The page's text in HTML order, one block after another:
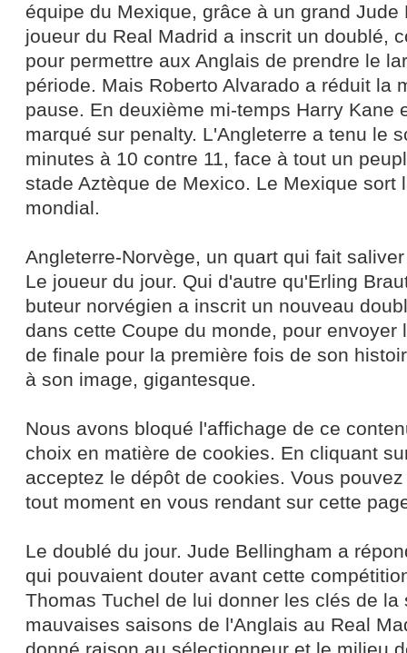
équipe du Mexique, grâce à un grand Jude
joueur du Real Madrid a inscrit un doublé,
pour permettre aux Anglais de prendre le
période. Mais Roberto Alvarado a réduit la
pause. En deuxième mi-temps Harry Kane
marqué sur penalty. L'Angleterre a tenu le
minutes à 10 contre 11, face à tout un
stade Aztèque de Mexico. Le Mexique sort
mondial.
Angleterre-Norvège, un quart qui fait saliver
Le joueur du jour. Qui d'autre qu'Erling
buteur norvégien a inscrit un nouveau
dans cette Coupe du monde, pour envoyer
de finale pour la première fois de son
à son image, gigantesque.
Nous avons bloqué l'affichage de ce
choix en matière de cookies. En cliquant
acceptez le dépôt de cookies. Vous
tout moment en vous rendant sur cette
Le doublé du jour. Jude Bellingham a
qui pouvaient douter avant cette
Thomas Tuchel de lui donner les clés de
mauvaises saisons de l'Anglais au Real